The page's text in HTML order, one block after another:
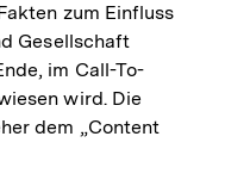
zum Einfluss
Gesellschaft
im Call-To-
wird. Die
dem „Content